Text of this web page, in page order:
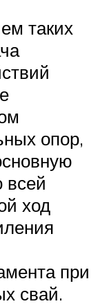
таких
опор,
всей
ход
при
свай.